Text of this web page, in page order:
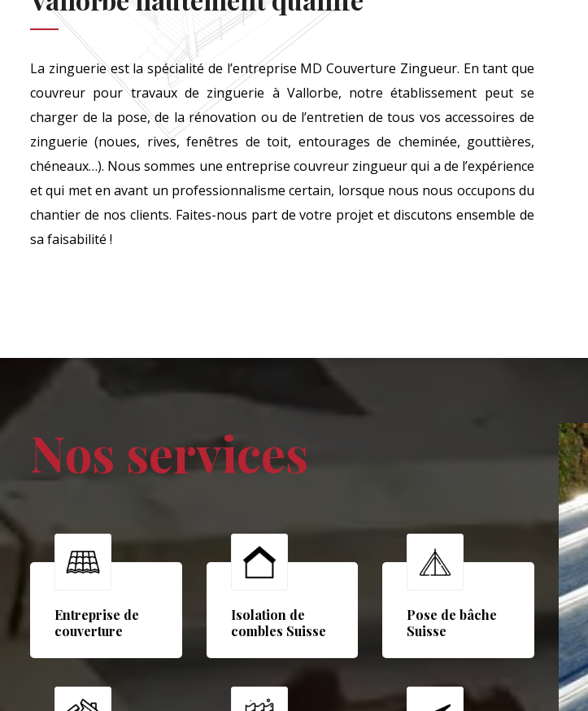
La zinguerie est la spécialité de l’entreprise MD Couverture Zingueur. En tant que
couvreur pour travaux de zinguerie à Vallorbe, notre établissement peut se
charger de la pose, de la rénovation ou de l’entretien de tous vos accessoires de
zinguerie (noues, rives, fenêtres de toit, entourages de cheminée, gouttières,
chéneaux…). Nous sommes une entreprise couvreur zingueur qui a de l’expérience
et qui met en avant un professionnalisme certain, lorsque nous nous occupons du
chantier de nos clients. Faites-nous part de votre projet et discutons ensemble de
sa faisabilité !
Nos services
Entreprise de
couverture
Isolation de
combles Suisse
Pose de bâche
Suisse